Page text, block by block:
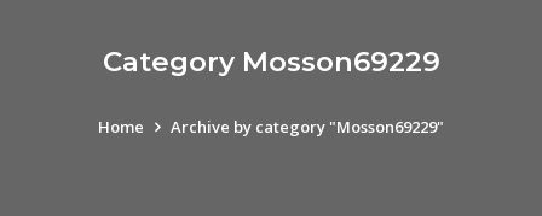
Category Mosson69229
Home Archive by category "Mosson69229"